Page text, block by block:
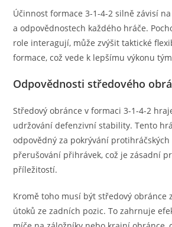
Účinnost formace 3-1-4-2 silně závisí
a odpovědnostech každého hráče.
role interagují, může zvýšit taktické
formace, což vede k lepšímu výkonu
Odpovědnosti středového
Středový obránce v formaci 3-1-4-2
udržování defenzivní stability. Tento
odpovědný za pokrývání
přerušování přihrávek, což je zásadní
příležitostí.
Kromě toho musí být středový obránce
útoků ze zadních pozic. To zahrnuje